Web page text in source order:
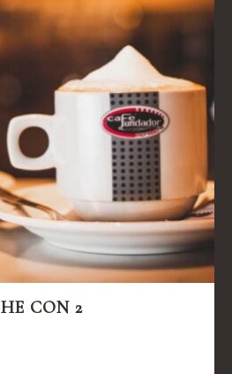
CON 2